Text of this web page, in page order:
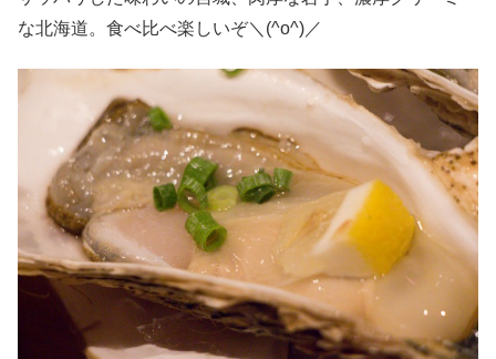
な北海道。食べ比べ楽しいぞ＼(^o^)／